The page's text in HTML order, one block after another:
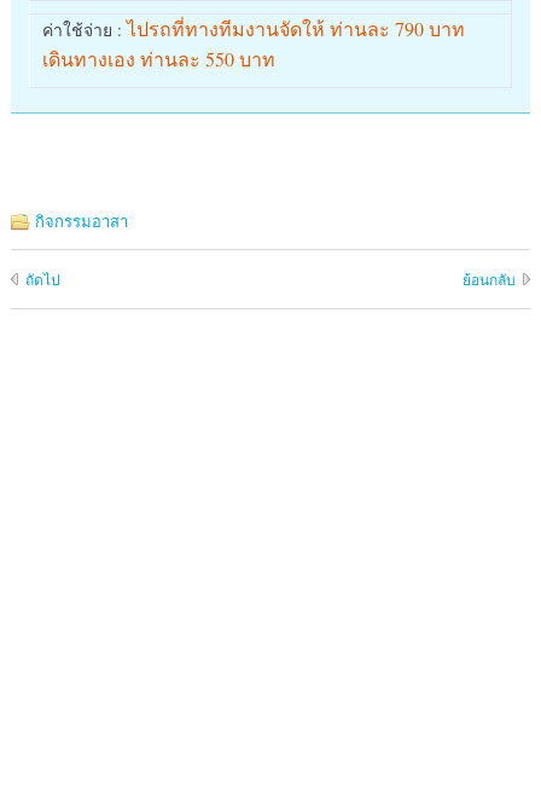
ค่าใช้จ่าย :ไปรถที่ทางทีมงานจัดให้ ท่านละ 790 บาท
เดินทางเอง ท่านละ 550 บาท
กิจกรรมอาสา
ถัดไป ย้อนกลับ